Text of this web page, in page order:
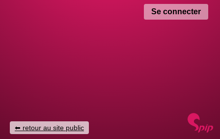
retour au site public